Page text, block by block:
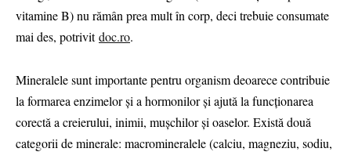
vitamine B) nu rămân prea mult în corp, deci trebuie consumate
mai des, potrivitdoc.ro.
Mineralele sunt importante pentru organism deoarece contribuie
la formarea enzimelor și a hormonilor și ajută la funcționarea
corectă a creierului, inimii, mușchilor și oaselor. Există două
categorii de minerale: macromineralele (calciu, magneziu, sodiu,